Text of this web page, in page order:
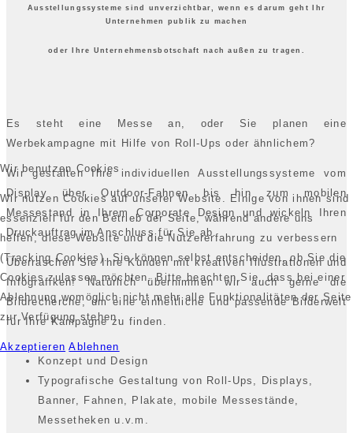
Ausstellungssysteme sind unverzichtbar, wenn es darum geht Ihr
Unternehmen publik zu machen
oder Ihre Unternehmensbotschaft nach außen zu tragen.
Es steht eine Messe an, oder Sie planen eine
Werbekampagne mit Hilfe von Roll-Ups oder ähnlichem?
Wir gestalten Ihre individuellen Ausstellungssysteme vom
Display über Outdoor-Fahnen bis hin zum mobilen
Messestand in Ihrem Corporate Design und wickeln Ihren
Druckauftrag im Anschluss für Sie ab.
Überraschen Sie Ihre Kunden mit kreativen Illustrationen und
Infografiken! Natürlich übernimmen wir auch gerne die
Bildrecherche, um eine einheitliche und passende Bilderwelt
für Ihre Kampagne zu finden.
Konzept und Design
Typografische Gestaltung von Roll-Ups, Displays,
Banner, Fahnen, Plakate, mobile Messestände,
Messetheken u.v.m.
Wir benutzen Cookies
Wir nutzen Cookies auf unserer Website. Einige von ihnen sind
essenziell für den Betrieb der Seite, während andere uns
helfen, diese Website und die Nutzererfahrung zu verbessern
(Tracking Cookies). Sie können selbst entscheiden, ob Sie die
Cookies zulassen möchten. Bitte beachten Sie, dass bei einer
Ablehnung womöglich nicht mehr alle Funktionalitäten der Seite
zur Verfügung stehen.
Akzeptieren Ablehnen